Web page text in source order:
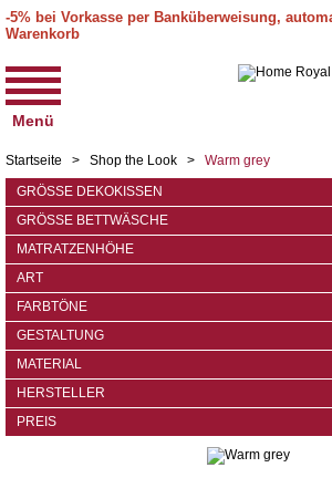
-5% bei Vorkasse per Banküberweisung,
Warenkorb
Menü
Startseite > Shop the Look >
Warm grey
GRÖSSE DEKOKISSEN
GRÖSSE BETTWÄSCHE
MATRATZENHÖHE
ART
FARBTÖNE
GESTALTUNG
MATERIAL
HERSTELLER
PREIS